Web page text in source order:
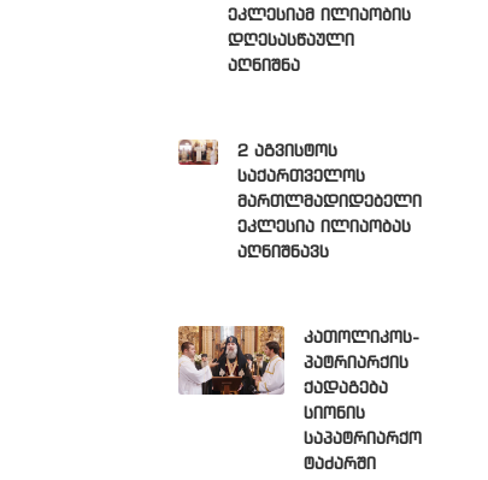
ეკლესიამ ილიაობის
დღესასწაული
აღნიშნა
2 აგვისტოს
საქართველოს
მართლმადიდებელი
ეკლესია ილიაობას
აღნიშნავს
კათოლიკოს-
პატრიარქის
ქადაგება
სიონის
საპატრიარქო
ტაძარში